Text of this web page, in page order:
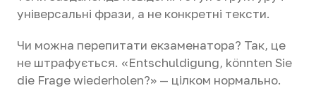
універсальні фрази, а не конкретні тексти.
Чи можна перепитати екзаменатора? Так, це
не штрафується. «Entschuldigung, könnten Sie
die Frage wiederholen?» — цілком нормально.